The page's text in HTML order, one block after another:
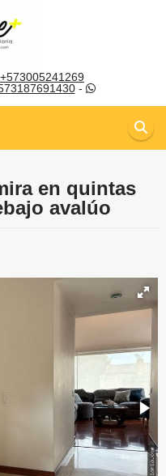
+573005241269
-
en quintas
avalúo